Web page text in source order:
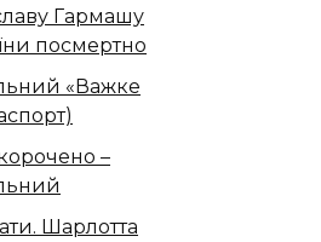
Гармашу
посмертно
«Важке
–
Шарлотта